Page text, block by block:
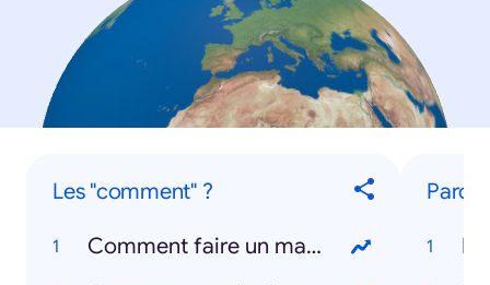
Les "comment" ?
Comment faire un masque ?